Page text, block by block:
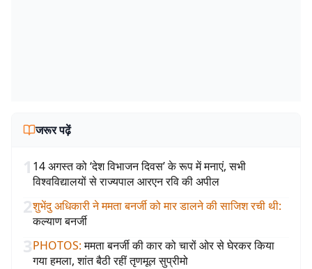
जरूर पढ़ें
1 14 अगस्त को ‘देश विभाजन दिवस’ के रूप में मनाएं, सभी
विश्वविद्यालयों से राज्यपाल आरएन रवि की अपील
2शुभेंदु अधिकारी ने ममता बनर्जी को मार डालने की साजिश रची थी:
कल्याण बनर्जी
3PHOTOS: ममता बनर्जी की कार को चारों ओर से घेरकर किया
गया हमला, शांत बैठी रहीं तृणमूल सुप्रीमो